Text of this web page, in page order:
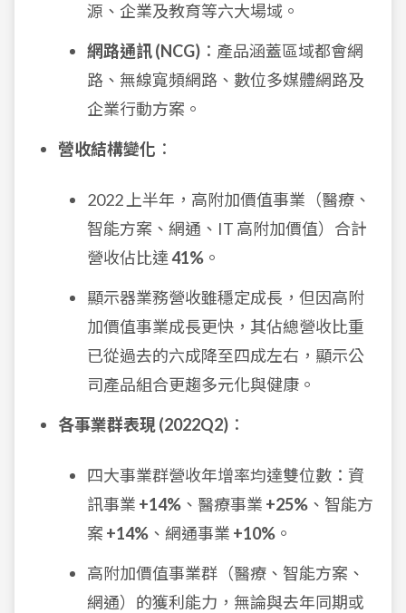
源、企業及教育等六大場域。
網路通訊 (NCG) ：產品涵蓋區域都會網
路、無線寬頻網路、數位多媒體網路及
企業行動方案。
營收結構變化 ：
2022 上半年，高附加價值事業（醫療、
智能方案、網通、IT 高附加價值）合計
營收佔比達41% 。
顯示器業務營收雖穩定成長，但因高附
加價值事業成長更快，其佔總營收比重
已從過去的六成降至四成左右，顯示公
司產品組合更趨多元化與健康。
各事業群表現 (2022Q2) ：
四大事業群營收年增率均達雙位數：資
訊事業 +14% 、醫療事業 +25% 、智能方
案 +14% 、網通事業 +10% 。
高附加價值事業群（醫療、智能方案、
網通）的獲利能力，無論與去年同期或